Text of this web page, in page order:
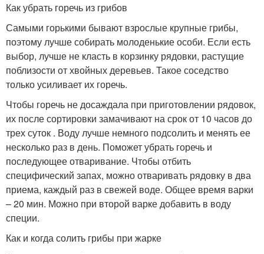
Как убрать горечь из грибов
Самыми горькими бывают взрослые крупные грибы,
поэтому лучше собирать молоденькие особи. Если есть
выбор, лучше не класть в корзинку рядовки, растущие
поблизости от хвойных деревьев. Такое соседство
только усиливает их горечь.
Чтобы горечь не досаждала при приготовлении рядовок,
их после сортировки замачивают на срок от 10 часов до
трех суток . Воду лучше немного подсолить и менять ее
несколько раз в день. Поможет убрать горечь и
последующее отваривание. Чтобы отбить
специфический запах, можно отваривать рядовку в два
приема, каждый раз в свежей воде. Общее время варки
– 20 мин. Можно при второй варке добавить в воду
специи.
Как и когда солить грибы при жарке